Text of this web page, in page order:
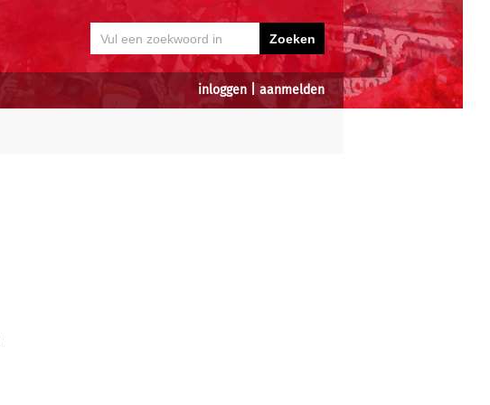
inloggen aanmelden